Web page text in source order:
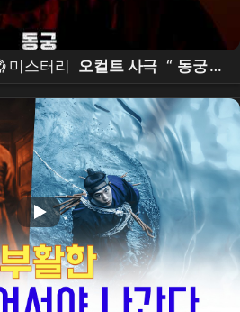
미스터리 오컬트 사극 “ 동궁 ”
#netflixkr # 남주혁 #
노윤서